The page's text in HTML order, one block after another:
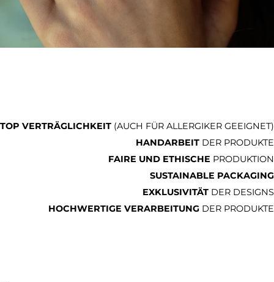
TOP VERTRÄGLICHKEIT (AUCH FÜR ALLERGIKER GEEIGNET)
HANDARBEIT DER PRODUKTE
FAIRE UND ETHISCHE PRODUKTION
SUSTAINABLE PACKAGING
EXKLUSIVITÄT DER DESIGNS
HOCHWERTIGE VERARBEITUNG DER PRODUKTE